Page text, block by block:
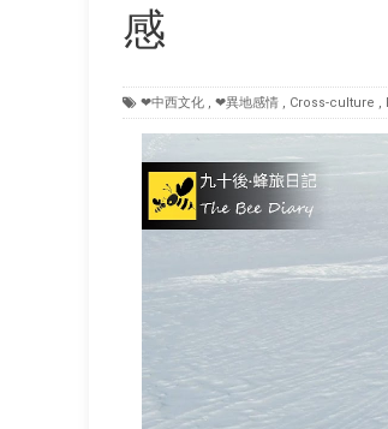
感
❤中西文化 ❤異地感情 Cross-culture